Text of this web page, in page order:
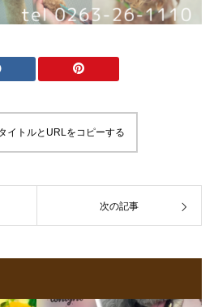
イトルとURLをコピーする
次の記事